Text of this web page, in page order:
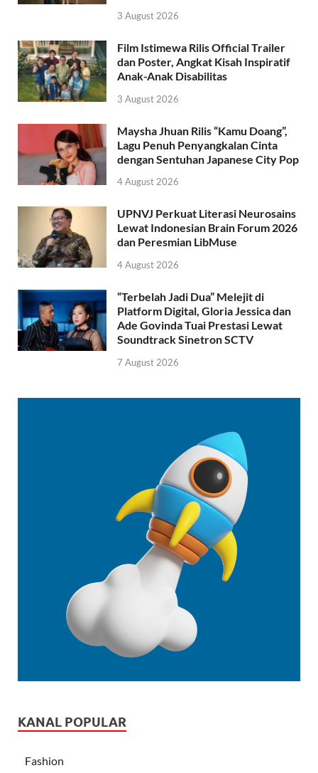
3 August 2026
Film Istimewa Rilis Official Trailer
dan Poster, Angkat Kisah Inspiratif
Anak-Anak Disabilitas
3 August 2026
Maysha Jhuan Rilis “Kamu Doang”,
Lagu Penuh Penyangkalan Cinta
dengan Sentuhan Japanese City Pop
4 August 2026
UPNVJ Perkuat Literasi Neurosains
Lewat Indonesian Brain Forum 2026
dan Peresmian LibMuse
4 August 2026
“Terbelah Jadi Dua” Melejit di
Platform Digital, Gloria Jessica dan
Ade Govinda Tuai Prestasi Lewat
Soundtrack Sinetron SCTV
7 August 2026
KANAL POPULAR
Fashion